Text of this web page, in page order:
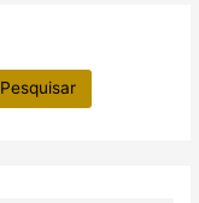
Pesquisar